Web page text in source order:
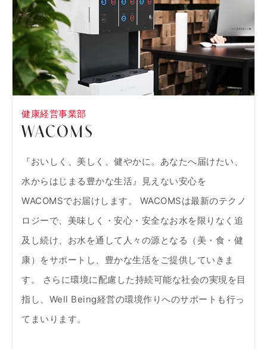
健康経営事業部
WACOMS
『おいしく、美しく、健やかに。あなたへ届けたい、
水からはじまる豊かな生活』見えない安心を
WACOMSでお届けします。 WACOMSは最新のテクノ
ロジーで、美味しく・安心・安全なお水を限りなく追
及し続け、お水を通して人々の源となる（美・食・健
康）をサポートし、豊かな生活をご提供していきま
す。 さらに環境に配慮した持続可能な社会の実現を目
指し、Well Being経営の環境作りへのサポートも行っ
てまいります。